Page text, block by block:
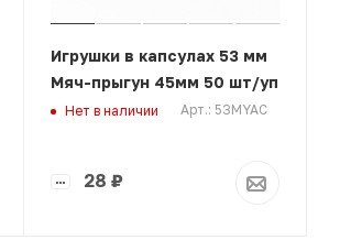
Игрушки в капсулах 53 мм
Мяч-прыгун 45мм 50 шт/уп
Нет в наличии Арт.: 53MYAC
28 ₽